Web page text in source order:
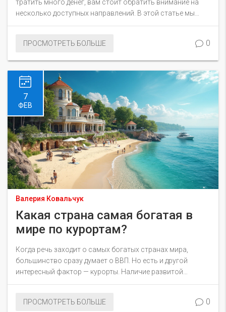
тратить много денег, вам стоит обратить внимание на
несколько доступных направлений. В этой статье мы
расскажем о самых бюджетных курортах Европы,
интересными фактами о каждом месте. Узнайте, как
ценам на популярные европейские курорты.
ПРОСМОТРЕТЬ БОЛЬШЕ 0
7
ФЕВ
Валерия Ковальчук
Какая страна самая богатая в
мире по курортам?
Когда речь заходит о самых богатых странах мира,
большинство сразу думает о ВВП. Но есть и другой
интересный фактор — курорты. Наличие развитой
инфраструктуры и вклада в экономику интересует многих
какие страны выделяются своими шикарными курортами
ПРОСМОТРЕТЬ БОЛЬШЕ 0